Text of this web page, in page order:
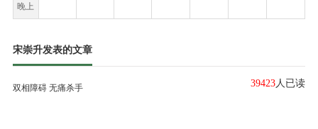
晚上
宋崇升发表的文章
双相障碍 无痛杀手 39423 人已读